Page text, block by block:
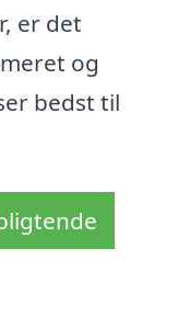
er det
og
bedst til